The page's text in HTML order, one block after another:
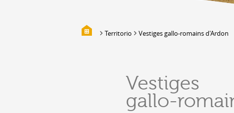
Galleria fotografica
Location de salles et de couverts
Bars, Cafés, Restaurants &
Territorio Vestiges gallo-romains d'Ardon
Vestiges
gallo-